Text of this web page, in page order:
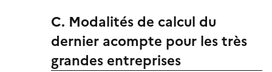
C. Modalités de calcul du
dernier acompte pour les très
grandes entreprises